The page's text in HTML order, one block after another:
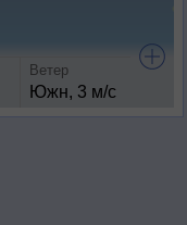
Ветер
Южн, 3 м/с